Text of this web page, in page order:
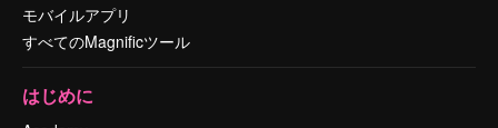
モバイルアプリ
すべてのMagnificツール
はじめに